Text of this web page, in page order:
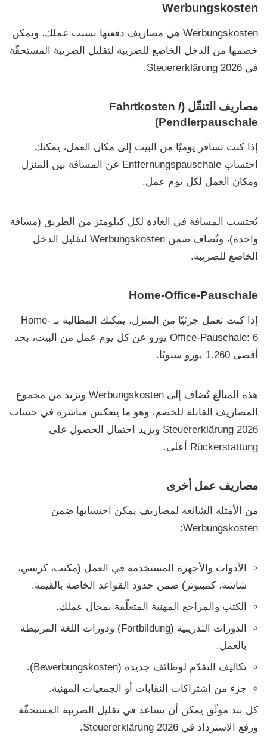
Werbungskosten
Werbungskosten هي مصاريف دفعتها بسبب عملك، ويمكن
خصمها من الدخل الخاضع للضريبة لتقليل الضريبة المستحقّة
في Steuererklärung 2026
.
مصاريف التنقّل (Fahrtkosten /
Pendlerpauschale)
إذا كنت تسافر يوميًا من البيت إلى مكان العمل، يمكنك
احتساب Entfernungspauschale عن المسافة بين المنزل
ومكان العمل لكل يوم عمل.
تُحتسب المسافة في العادة لكل كيلومتر من الطريق (مسافة
واحدة)، وتُضاف ضمن Werbungskosten لتقليل الدخل
الخاضع للضريبة.
Home-Office-Pauschale
إذا كنت تعمل جزئيًا من المنزل، يمكنك المطالبة بـ Home-
Office-Pauschale: 6 يورو عن كل يوم عمل من البيت
، بحد
أقصى 1.260 يورو سنويًا.
هذه المبالغ تُضاف إلى Werbungskosten وتزيد من مجموع
المصاريف القابلة للخصم، وهو ما ينعكس مباشرة في حساب
Steuererklärung 2026 ويزيد احتمال الحصول على
Rückerstattung
أعلى.
مصاريف عمل أخرى
من الأمثلة الشائعة لمصاريف يمكن احتسابها ضمن
Werbungskosten
:
الأدوات والأجهزة المستخدمة في العمل (مكتب، كرسي،
شاشة، كمبيوتر) ضمن حدود القواعد الخاصة بالقيمة.
الكتب والمراجع المهنية المتعلّقة بمجال عملك.
الدورات التدريبية (Fortbildung) ودورات اللغة المرتبطة
بالعمل.
تكاليف التقدّم لوظائف جديدة (Bewerbungskosten).
جزء من اشتراكات النقابات أو الجمعيات المهنية.
كل بند موثّق يمكن أن يساعد في تقليل الضريبة المستحقّة
ورفع الاسترداد في Steuererklärung 2026
.